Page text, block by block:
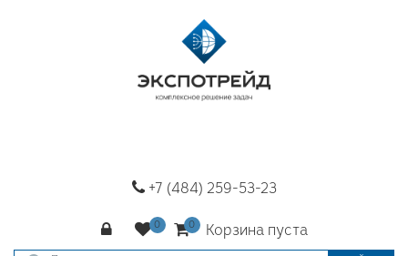
+7 (484) 259-53-23
Корзина пуста